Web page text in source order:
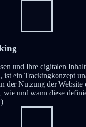
und Ihre digitalen
ist ein Trackingkonzept
der Nutzung der Website
wie und wann diese